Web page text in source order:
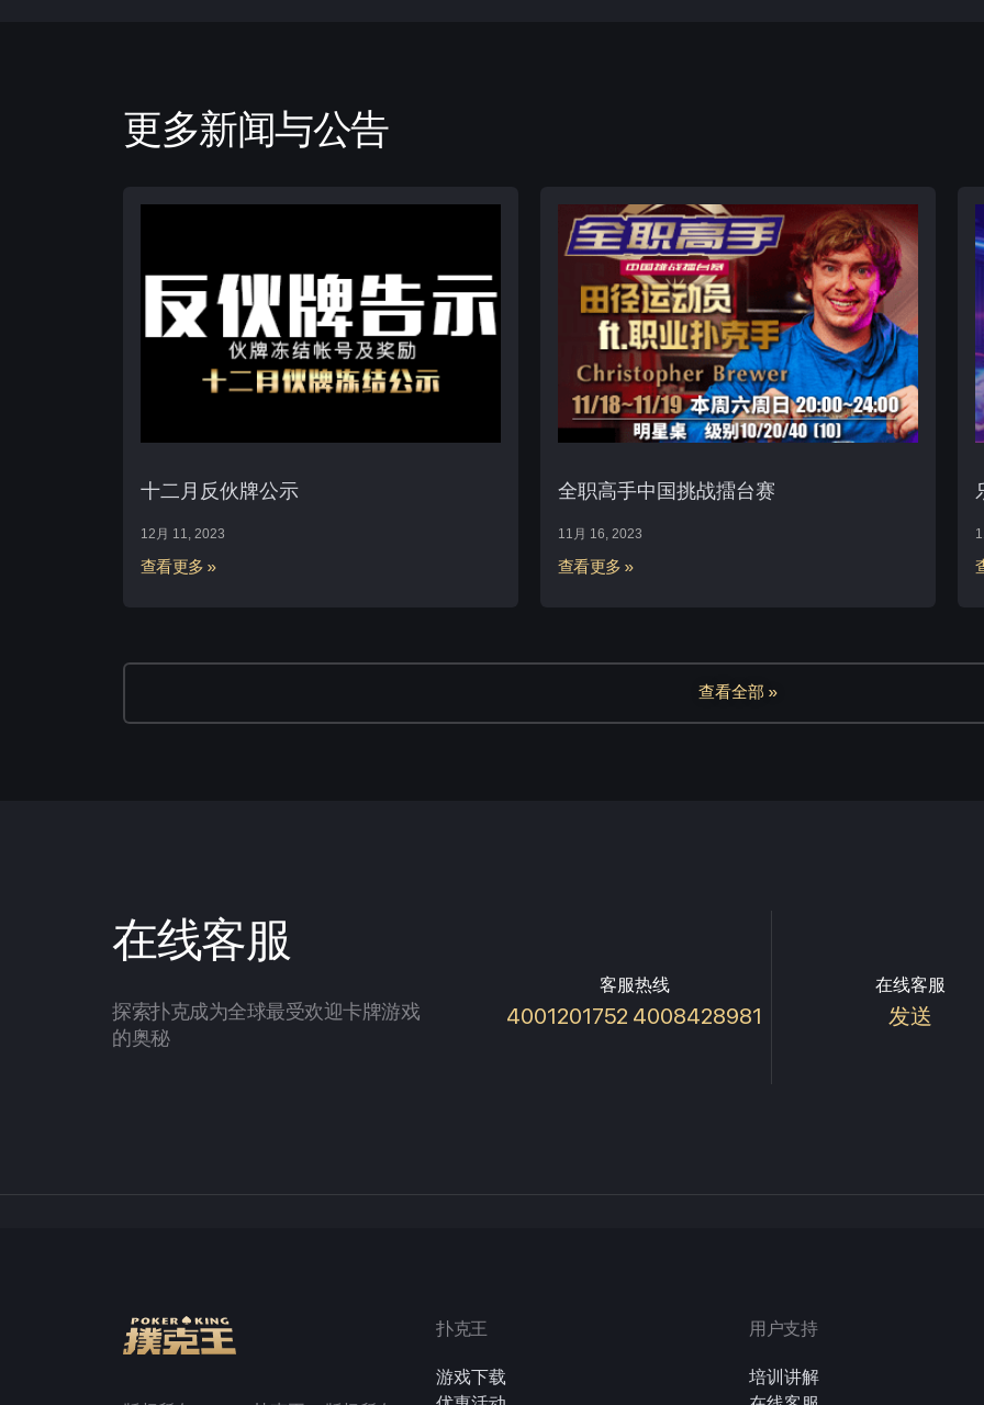
更多新闻与公告
十二月反伙牌公示
12月 11, 2023
查看更多 »
全职高手中国挑战擂台赛
11月 16, 2023
查看更多 »
查看全部 »
在线客服
探索扑克成为全球最受欢迎卡牌游戏
的奥秘
客服热线
4001201752 4008428981
在线客服
发送
扑克王
游戏下载
用户支持
培训讲解